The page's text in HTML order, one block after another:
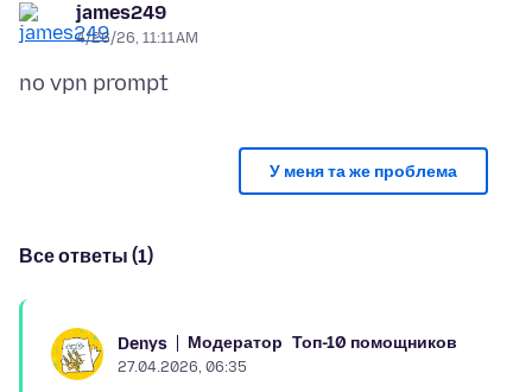
james249
4/26/26, 11:11 AM
У меня та же проблема
Все ответы (1)
Denys Модератор Топ-10 помощников
27.04.2026, 06:35